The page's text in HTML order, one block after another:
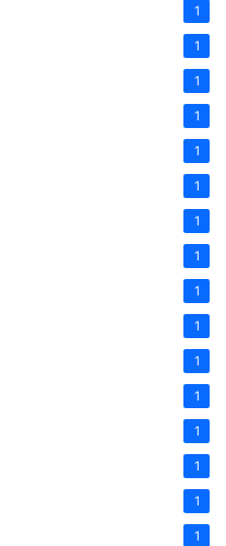
1
1
1
1
1
1
1
1
1
1
1
1
1
1
1
1